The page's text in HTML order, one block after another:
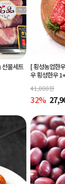
선물세트
[ 횡성농업한
우 횡성한우
41,000원
32%